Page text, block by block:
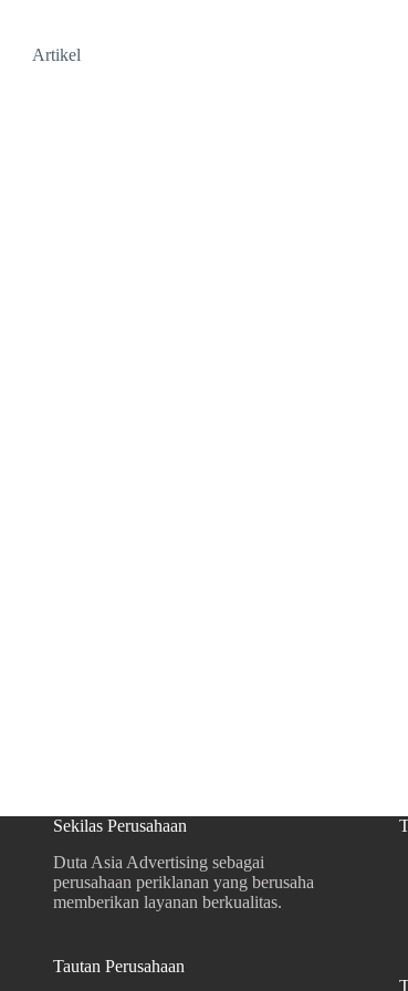
Artikel
Sekilas Perusahaan
Duta Asia Advertising sebagai
perusahaan periklanan yang berusaha
memberikan layanan berkualitas.
Tautan Perusahaan